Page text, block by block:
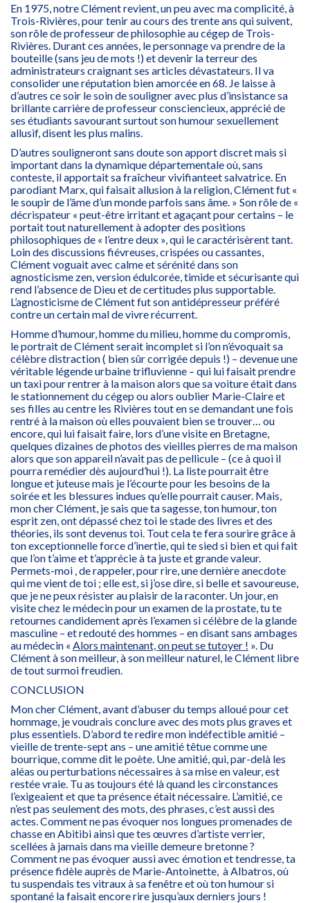
En 1975, notre Clément revient, un peu avec ma complicité, à
Trois-Rivières, pour tenir au cours des trente ans qui suivent,
son rôle de professeur de philosophie au cégep de Trois-
Rivières. Durant ces années, le personnage va prendre de la
bouteille (sans jeu de mots !) et devenir la terreur des
administrateurs craignant ses articles dévastateurs. Il va
consolider une réputation bien amorcée en 68. Je laisse à
d’autres ce soir le soin de souligner avec plus d’insistance sa
brillante carrière de professeur consciencieux, apprécié de
ses étudiants savourant surtout son humour sexuellement
allusif, disent les plus malins.
D’autres souligneront sans doute son apport discret mais si
important dans la dynamique départementale où, sans
conteste, il apportait sa fraîcheur vivifianteet salvatrice. En
parodiant Marx, qui faisait allusion à la religion, Clément fut «
le soupir de l’âme d’un monde parfois sans âme. » Son rôle de «
décrispateur « peut-être irritant et agaçant pour certains – le
portait tout naturellement à adopter des positions
philosophiques de « l’entre deux », qui le caractérisèrent tant.
Loin des discussions fiévreuses, crispées ou cassantes,
Clément voguait avec calme et sérénité dans son
agnosticisme zen, version édulcorée, timide et sécurisante qui
rend l’absence de Dieu et de certitudes plus supportable.
L’agnosticisme de Clément fut son antidépresseur préféré
contre un certain mal de vivre récurrent.
Homme d’humour, homme du milieu, homme du compromis,
le portrait de Clément serait incomplet si l’on n’évoquait sa
célèbre distraction ( bien sûr corrigée depuis !) – devenue une
véritable légende urbaine trifluvienne – qui lui faisait prendre
un taxi pour rentrer à la maison alors que sa voiture était dans
le stationnement du cégep ou alors oublier Marie-Claire et
ses filles au centre les Rivières tout en se demandant une fois
rentré à la maison où elles pouvaient bien se trouver… ou
encore, qui lui faisait faire, lors d’une visite en Bretagne,
quelques dizaines de photos des vieilles pierres de ma maison
alors que son appareil n’avait pas de pellicule – (ce à quoi il
pourra remédier dès aujourd’hui !). La liste pourrait être
longue et juteuse mais je l’écourte pour les besoins de la
soirée et les blessures indues qu’elle pourrait causer. Mais,
mon cher Clément, je sais que ta sagesse, ton humour, ton
esprit zen, ont dépassé chez toi le stade des livres et des
théories, ils sont devenus toi. Tout cela te fera sourire grâce à
ton exceptionnelle force d’inertie, qui te sied si bien et qui fait
que l’on t’aime et t’apprécie à ta juste et grande valeur.
Permets-moi , de rappeler, pour rire, une dernière anecdote
qui me vient de toi ; elle est, si j’ose dire, si belle et savoureuse,
que je ne peux résister au plaisir de la raconter. Un jour, en
visite chez le médecin pour un examen de la prostate, tu te
retournes candidement après l’examen si célèbre de la glande
masculine – et redouté des hommes – en disant sans ambages
au médecin « Alors maintenant, on peut se tutoyer ! ». Du
Clément à son meilleur, à son meilleur naturel, le Clément libre
de tout surmoi freudien.
CONCLUSION
Mon cher Clément, avant d’abuser du temps alloué pour cet
hommage, je voudrais conclure avec des mots plus graves et
plus essentiels. D’abord te redire mon indéfectible amitié –
vieille de trente-sept ans – une amitié têtue comme une
bourrique, comme dit le poète. Une amitié, qui, par-delà les
aléas ou perturbations nécessaires à sa mise en valeur, est
restée vraie. Tu as toujours été là quand les circonstances
l’exigeaient et que ta présence était nécessaire. L’amitié, ce
n’est pas seulement des mots, des phrases, c’est aussi des
actes. Comment ne pas évoquer nos longues promenades de
chasse en Abitibi ainsi que tes œuvres d’artiste verrier,
scellées à jamais dans ma vieille demeure bretonne ?
Comment ne pas évoquer aussi avec émotion et tendresse, ta
présence fidèle auprès de Marie-Antoinette, à Albatros, où
tu suspendais tes vitraux à sa fenêtre et où ton humour si
spontané la faisait encore rire jusqu’aux derniers jours !